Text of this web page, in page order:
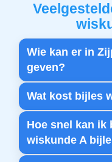
Wie kan er in
geven?
Wat kost bijles
Hoe snel kan ik
wiskunde A